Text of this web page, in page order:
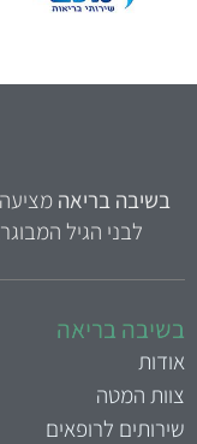
בשיבה בריאהמציעה
לבני הגיל
בריאה
המטה
לרופאים